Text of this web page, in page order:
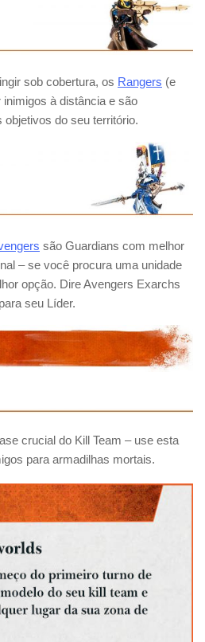
sob cobertura, os Rangers (e
à distância e são
do seu território.
são Guardians com melhor
– se você procura uma unidade
opção. Dire Avengers Exarchs
seu Líder.
crucial do Kill Team – use esta
para armadilhas mortais.